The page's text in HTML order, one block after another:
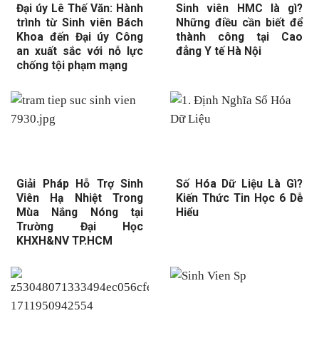
Đại úy Lê Thế Văn: Hành
trình từ Sinh viên Bách
Khoa đến Đại úy Công
an xuất sắc với nỗ lực
chống tội phạm mạng
Sinh viên HMC là gì?
Những điều cần biết để
thành công tại Cao
đẳng Y tế Hà Nội
Giải Pháp Hỗ Trợ Sinh
Viên Hạ Nhiệt Trong
Mùa Nắng Nóng tại
Trường Đại Học
KHXH&NV TP.HCM
Số Hóa Dữ Liệu Là Gì?
Kiến Thức Tin Học 6 Dễ
Hiểu